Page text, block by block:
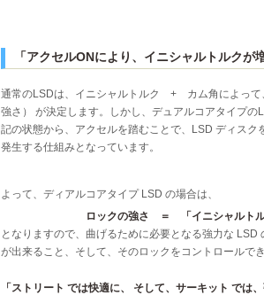
「アクセルONにより、イニシャルトルク
通常のLSDは、イニシャルトルク + カム角によって
強さ） が決定します。しかし、デュアルコアタイプ
記の状態から、アクセルを踏むことで、LSD ディス
発生する仕組みとなっています。
よって、ディアルコアタイプ LSD の場合は、
ロックの強さ ＝ 「イニシャル
となりますので、曲げるために必要となる強力な
が出来ること、そして、そのロックをコントロールで
「ストリート では快適に、 そして、サーキット では